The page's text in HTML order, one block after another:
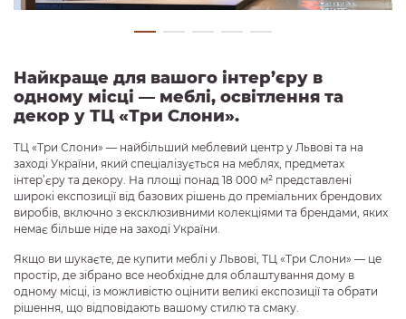
Найкраще для вашого інтер’єру в
одному місці — меблі, освітлення та
декор у ТЦ «Три Слони».
ТЦ «Три Слони» — найбільший меблевий центр у Львові та на
заході України, який спеціалізується на меблях, предметах
інтер’єру та декору. На площі понад 18 000 м² представлені
широкі експозиції від базових рішень до преміальних брендових
виробів, включно з ексклюзивними колекціями та брендами, яких
немає більше ніде на заході України.
Якщо ви шукаєте, де купити меблі у Львові, ТЦ «Три Слони» — це
простір, де зібрано все необхідне для облаштування дому в
одному місці, із можливістю оцінити великі експозиції та обрати
рішення, що відповідають вашому стилю та смаку.